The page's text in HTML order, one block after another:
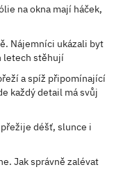
na okna mají háček,
Nájemníci ukázali byt
letech stěhují
a spíž připomínající
každý detail má svůj
déšť, slunce i
Jak správně zalévat